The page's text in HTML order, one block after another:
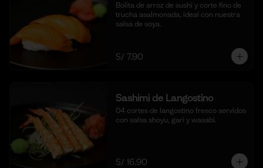
Bolita de arroz de sushi y corte fino de
trucha asalmonada, ideal con nuestra
salsa de soya.
S/ 7.90
Sashimi de Langostino
04 cortes de langostino fresco servidos
con salsa shoyu, gari y wasabi.
S/ 16.90